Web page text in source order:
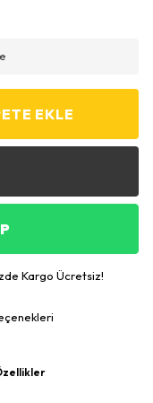
EKLE
Kargo Ücretsiz!